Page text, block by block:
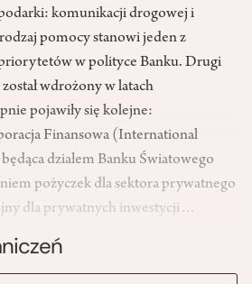
komunikacji drogowej i
pomocy stanowi jeden z
w polityce Banku. Drugi
wdrożony w latach
pojawiły się kolejne:
Finansowa (International
działem Banku Światowego
pożyczek dla sektora prywatnego
dla prywatnych inwestycji…